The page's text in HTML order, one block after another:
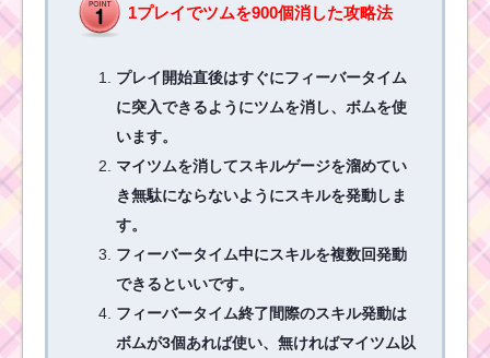
帽子をかぶったツムで
でマジカルボムを40個
消すミッションを攻略
するツム
ツムツム！ヤングジャ
ックスパロウの使い方
とスキル動画｜ジャイ
ツムを消せる消去系ス
1プレイでツムを900個消した攻略法
プレイ開始直後はすぐにフィーバータイム
に突入できるようにツムを消し、ボムを使
います。
マイツムを消してスキルゲージを溜めてい
き無駄にならないようにスキルを発動しま
す。
フィーバータイム中にスキルを複数回発動
できるといいです。
フィーバータイム終了間際のスキル発動は
ボムが3個あれば使い、無ければマイツム以